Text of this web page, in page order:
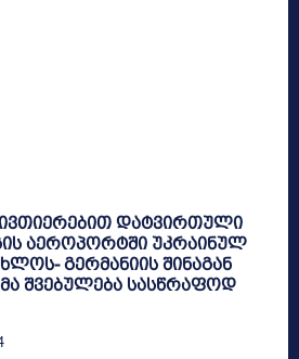
დატვირთული
აეროპორტში უკრაინულ
გერმანიის შინაგან
შვებულება სასწრაფოდ